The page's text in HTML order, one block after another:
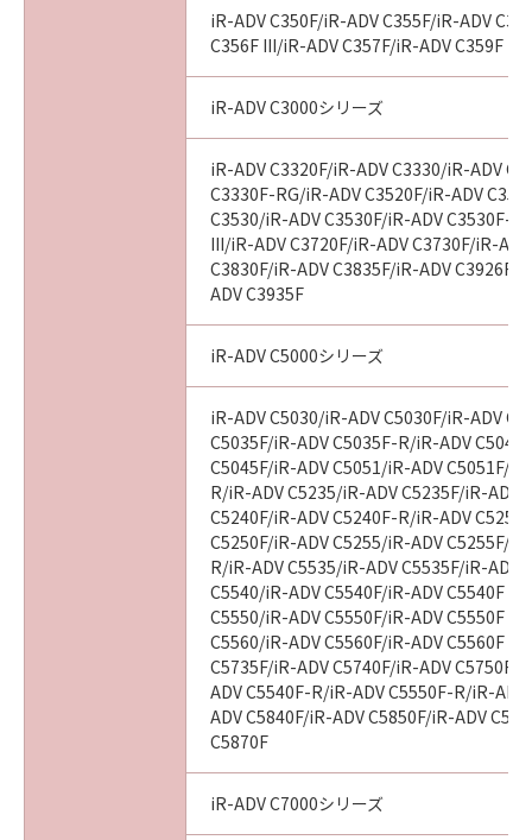
iR-ADV C350F/iR-ADV C355F/iR-ADV
C356F III/iR-ADV C357F/iR-ADV C359F
iR-ADV C3000シリーズ
iR-ADV C3320F/iR-ADV C3330/iR-ADV
C3330F-RG/iR-ADV C3520F/iR-ADV
C3530/iR-ADV C3530F/iR-ADV C3530F-
III/iR-ADV C3720F/iR-ADV C3730F/iR-
C3830F/iR-ADV C3835F/iR-ADV C3926F/
ADV C3935F
iR-ADV C5000シリーズ
iR-ADV C5030/iR-ADV C5030F/iR-ADV
C5035F/iR-ADV C5035F-R/iR-ADV
C5045F/iR-ADV C5051/iR-ADV C5051F/
R/iR-ADV C5235/iR-ADV C5235F/iR-ADV
C5240F/iR-ADV C5240F-R/iR-ADV
C5250F/iR-ADV C5255/iR-ADV C5255F/
R/iR-ADV C5535/iR-ADV C5535F/iR-ADV
C5540/iR-ADV C5540F/iR-ADV C5540F
C5550/iR-ADV C5550F/iR-ADV C5550F
C5560/iR-ADV C5560F/iR-ADV C5560F
C5735F/iR-ADV C5740F/iR-ADV C5750F/
ADV C5540F-R/iR-ADV C5550F-R/iR-
ADV C5840F/iR-ADV C5850F/iR-ADV
C5870F
iR-ADV C7000シリーズ